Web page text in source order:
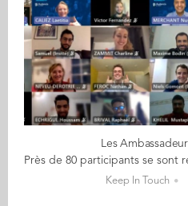
Les
Keep In Touch